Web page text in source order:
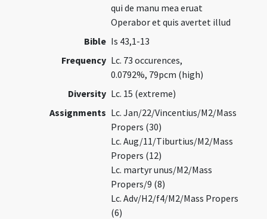
qui de manu mea eruat
Operabor et quis avertet illud
Bible Is 43,1-13
Frequency Lc. 73 occurences,
0.0792%, 79pcm (high)
Diversity Lc. 15 (extreme)
Assignments Lc. Jan/22/Vincentius/M2/Mass
Propers (30)
Lc. Aug/11/Tiburtius/M2/Mass
Propers (12)
Lc. martyr unus/M2/Mass
Propers/9 (8)
Lc. Adv/H2/f4/M2/Mass Propers
(6)